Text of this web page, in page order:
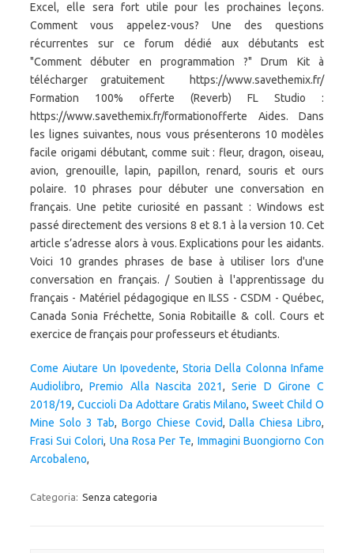
Excel, elle sera fort utile pour les prochaines leçons.
Comment vous appelez-vous? Une des questions
récurrentes sur ce forum dédié aux débutants est
"Comment débuter en programmation ?" Drum Kit à
télécharger gratuitement ️ https://www.savethemix.fr/
Formation 100% offerte (Reverb) FL Studio :
https://www.savethemix.fr/formationofferte Aides. Dans
les lignes suivantes, nous vous présenterons 10 modèles
facile origami débutant, comme suit : fleur, dragon, oiseau,
avion, grenouille, lapin, papillon, renard, souris et ours
polaire. 10 phrases pour débuter une conversation en
français. Une petite curiosité en passant : Windows est
passé directement des versions 8 et 8.1 à la version 10. Cet
article s’adresse alors à vous. Explications pour les aidants.
Voici 10 grandes phrases de base à utiliser lors d'une
conversation en français. / Soutien à l'apprentissage du
français - Matériel pédagogique en ILSS - CSDM - Québec,
Canada Sonia Fréchette, Sonia Robitaille & coll. Cours et
exercice de français pour professeurs et étudiants.
Come Aiutare Un Ipovedente,Storia Della Colonna Infame
Audiolibro,Premio Alla Nascita 2021,Serie D Girone C
2018/19, Cuccioli Da Adottare Gratis Milano,Sweet Child O
Mine Solo 3 Tab,Borgo Chiese Covid,Dalla Chiesa Libro,
Frasi Sui Colori, Una Rosa Per Te, Immagini Buongiorno Con
Arcobaleno,
Categoria: Senza categoria